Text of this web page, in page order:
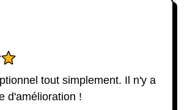
tout simplement. Il n'y a
d'amélioration !